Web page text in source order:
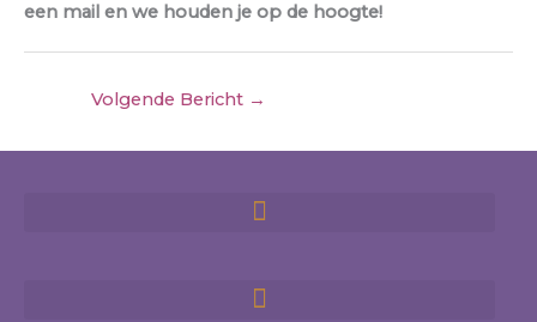
een mail en we houden je op de hoogte!
Volgende Bericht →